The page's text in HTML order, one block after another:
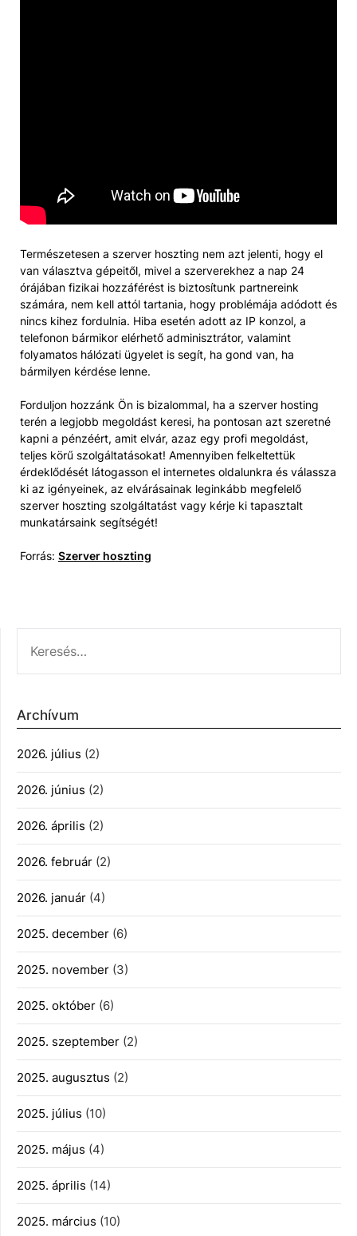
Természetesen a szerver hoszting nem azt jelenti, hogy el
van választva gépeitől, mivel a szerverekhez a nap 24
órájában fizikai hozzáférést is biztosítunk partnereink
számára, nem kell attól tartania, hogy problémája adódott és
nincs kihez fordulnia. Hiba esetén adott az IP konzol, a
telefonon bármikor elérhető adminisztrátor, valamint
folyamatos hálózati ügyelet is segít, ha gond van, ha
bármilyen kérdése lenne.
Forduljon hozzánk Ön is bizalommal, ha a szerver hosting
terén a legjobb megoldást keresi, ha pontosan azt szeretné
kapni a pénzéért, amit elvár, azaz egy profi megoldást,
teljes körű szolgáltatásokat! Amennyiben felkeltettük
érdeklődését látogasson el internetes oldalunkra és válassza
ki az igényeinek, az elvárásainak leginkább megfelelő
szerver hoszting szolgáltatást vagy kérje ki tapasztalt
munkatársaink segítségét!
Forrás: Szerver hoszting
Archívum
2026. július (2)
2026. június (2)
2026. április (2)
2026. február (2)
2026. január (4)
2025. december (6)
2025. november (3)
2025. október (6)
2025. szeptember (2)
2025. augusztus (2)
2025. július (10)
2025. május (4)
2025. április (14)
2025. március (10)